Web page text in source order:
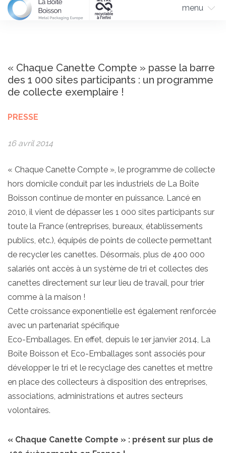
menu
« Chaque Canette Compte » passe la barre
des 1 000 sites participants : un programme
de collecte exemplaire !
PRESSE
16 avril 2014
« Chaque Canette Compte », le programme de collecte
hors domicile conduit par les industriels de La Boîte
Boisson continue de monter en puissance. Lancé en
2010, il vient de dépasser les 1 000 sites participants sur
toute la France (entreprises, bureaux, établissements
publics, etc.), équipés de points de collecte permettant
de recycler les canettes. Désormais, plus de 400 000
salariés ont accès à un système de tri et collectes des
canettes directement sur leur lieu de travail, pour trier
comme à la maison !
Cette croissance exponentielle est également renforcée
avec un partenariat spécifique
Eco-Emballages. En effet, depuis le 1er janvier 2014, La
Boîte Boisson et Eco-Emballages sont associés pour
développer le tri et le recyclage des canettes et mettre
en place des collecteurs à disposition des entreprises,
associations, administrations et autres secteurs
volontaires.
« Chaque Canette Compte » : présent sur plus de